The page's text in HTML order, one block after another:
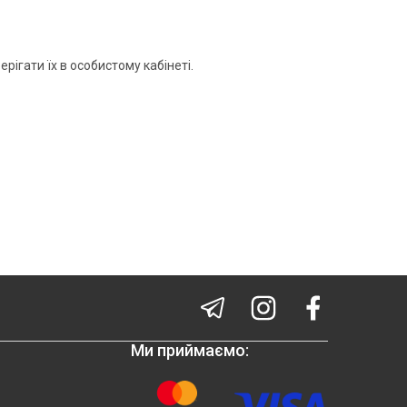
їх в особистому кабінеті.
Ми приймаємо: